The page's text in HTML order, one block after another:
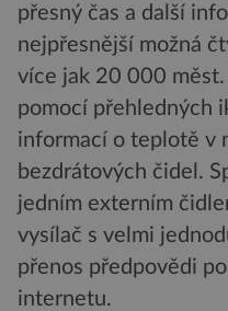
přesný čas a další
nejpřesnější možná
více jak 20 000
pomocí přehledných
informací o teplotě v
bezdrátových čidel.
jedním externím
vysílač s velmi
přenos předpovědi
internetu.